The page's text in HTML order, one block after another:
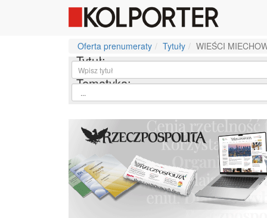
Oferta prenumeraty Tytuły WIEŚCI
Tytuł:
Tematyka: